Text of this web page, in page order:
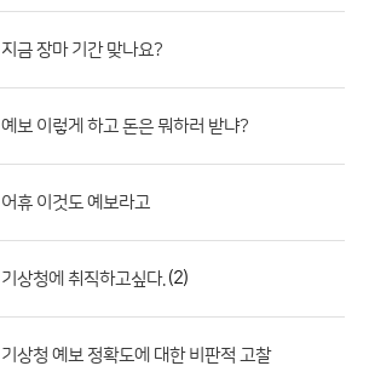
지금 장마 기간 맞나요?
예보 이렇게 하고 돈은 뭐하러 받냐?
어휴 이것도 예보라고
기상청에 취직하고싶다.(2)
기상청 예보 정확도에 대한 비판적 고찰